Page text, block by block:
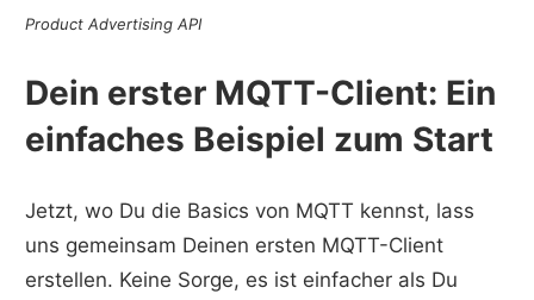
Product Advertising API
Dein erster MQTT-Client: Ein
einfaches Beispiel zum Start
Jetzt, wo Du die Basics von MQTT kennst, lass
uns gemeinsam Deinen ersten MQTT-Client
erstellen. Keine Sorge, es ist einfacher als Du